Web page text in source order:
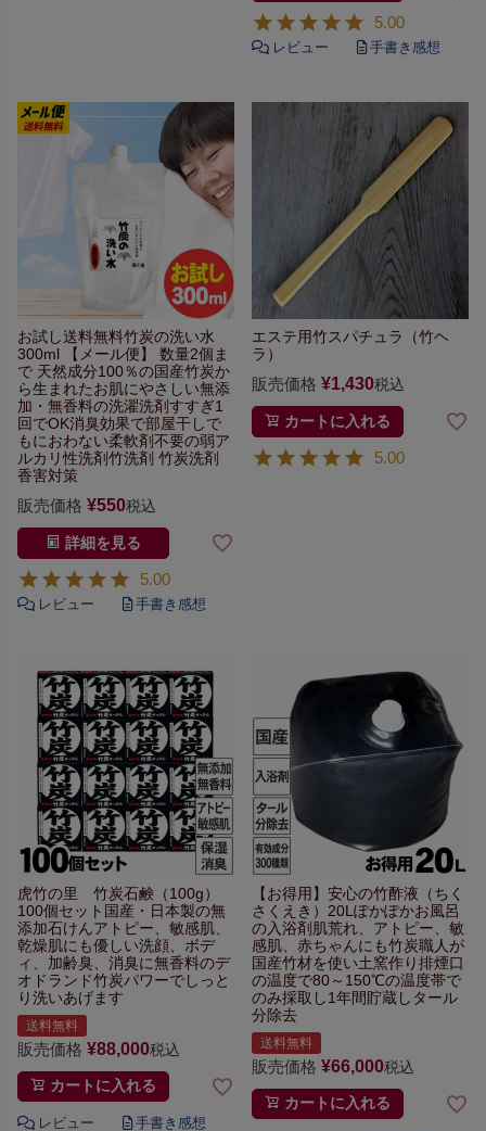
5.00
お試し送料無料竹炭の洗い水
300ml 【メール便】 数量2個ま
で 天然成分100％の国産竹炭か
ら生まれたお肌にやさしい無添
加・無香料の洗濯洗剤すすぎ1
回でOK消臭効果で部屋干しで
もにおわない柔軟剤不要の弱ア
ルカリ性洗剤竹洗剤 竹炭洗剤
香害対策
販売価格 ¥550税込
詳細を見る
5.00
エステ用竹スパチュラ（竹ヘ
ラ）
販売価格 ¥1,430税込
カートに入れる
5.00
虎竹の里 竹炭石鹸（100g）
100個セット 国産・日本製の無
添加石けんアトピー、敏感肌、
乾燥肌にも優しい洗顔、ボデ
ィ、加齢臭、 消臭に無香料のデ
オドランド竹炭パワーでしっと
り洗いあげます
送料無料
販売価格 ¥88,000税込
カートに入れる
【お得用】 安心の竹酢液（ちく
さくえき）20L ぽかぽかお風呂
の入浴剤 肌荒れ、アトピー、敏
感肌、赤ちゃんにも竹炭職人が
国産竹材を使い土窯作り排煙口
の温度で80～150℃の温度帯で
のみ採取し1年間貯蔵しタール
分除去
送料無料
販売価格 ¥66,000税込
カートに入れる